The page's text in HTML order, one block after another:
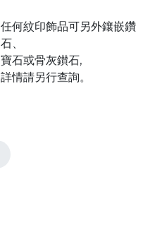
任何紋印飾品可另外鑲嵌鑽
石、
寶石或骨灰鑚石,
詳情請另行查詢。